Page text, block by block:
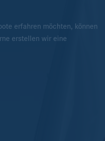
erfahren möchten, können
erstellen wir eine